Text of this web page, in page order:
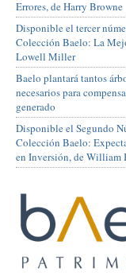
Errores, de Harry Browne
Disponible el tercer
Colección Baelo: La
Lowell Miller
Baelo plantará tantos
necesarios para
generado
Disponible el Segundo
Colección Baelo:
en Inversión, de William